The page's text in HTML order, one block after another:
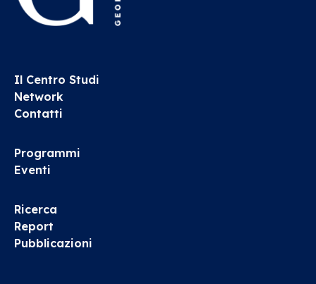
Il Centro Studi
Network
Contatti
Programmi
Eventi
Ricerca
Report
Pubblicazioni